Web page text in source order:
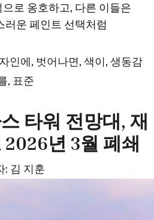
로 옹호하고, 다른 이들은
운 페인트 선택처럼
인에, 벗어나면, 색이, 생동감
, 표준
타워 전망대, 재
년 3월 폐쇄
: 김 지훈